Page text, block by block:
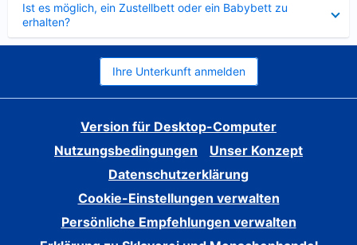
Ist es möglich, ein Zustellbett oder ein Babybett zu
erhalten?
Ihre Unterkunft anmelden
Version für Desktop-Computer
Nutzungsbedingungen
Unser Konzept
Datenschutzerklärung
Cookie-Einstellungen verwalten
Persönliche Empfehlungen verwalten